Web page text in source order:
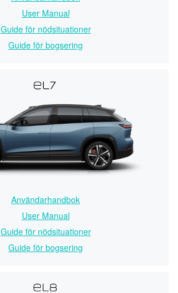
User Manual
Guide för nödsituationer
Guide för bogsering
Användarhandbok
User Manual
Guide för nödsituationer
Guide för bogsering